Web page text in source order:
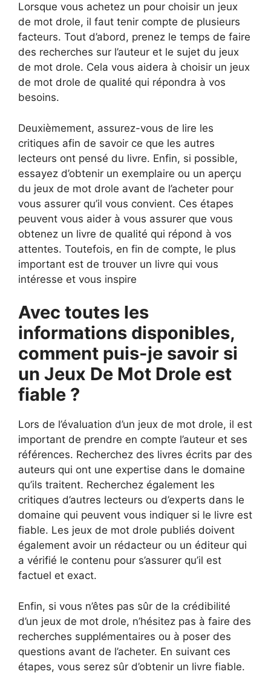
Lorsque vous achetez un pour choisir un jeux
de mot drole, il faut tenir compte de plusieurs
facteurs. Tout d’abord, prenez le temps de faire
des recherches sur l’auteur et le sujet du jeux
de mot drole. Cela vous aidera à choisir un jeux
de mot drole de qualité qui répondra à vos
besoins.
Deuxièmement, assurez-vous de lire les
critiques afin de savoir ce que les autres
lecteurs ont pensé du livre. Enfin, si possible,
essayez d’obtenir un exemplaire ou un aperçu
du jeux de mot drole avant de l’acheter pour
vous assurer qu’il vous convient. Ces étapes
peuvent vous aider à vous assurer que vous
obtenez un livre de qualité qui répond à vos
attentes. Toutefois, en fin de compte, le plus
important est de trouver un livre qui vous
intéresse et vous inspire
Avec toutes les
informations disponibles,
comment puis-je savoir si
un Jeux De Mot Drole est
fiable ?
Lors de l’évaluation d’un jeux de mot drole, il est
important de prendre en compte l’auteur et ses
références. Recherchez des livres écrits par des
auteurs qui ont une expertise dans le domaine
qu’ils traitent. Recherchez également les
critiques d’autres lecteurs ou d’experts dans le
domaine qui peuvent vous indiquer si le livre est
fiable. Les jeux de mot drole publiés doivent
également avoir un rédacteur ou un éditeur qui
a vérifié le contenu pour s’assurer qu’il est
factuel et exact.
Enfin, si vous n’êtes pas sûr de la crédibilité
d’un jeux de mot drole, n’hésitez pas à faire des
recherches supplémentaires ou à poser des
questions avant de l’acheter. En suivant ces
étapes, vous serez sûr d’obtenir un livre fiable.